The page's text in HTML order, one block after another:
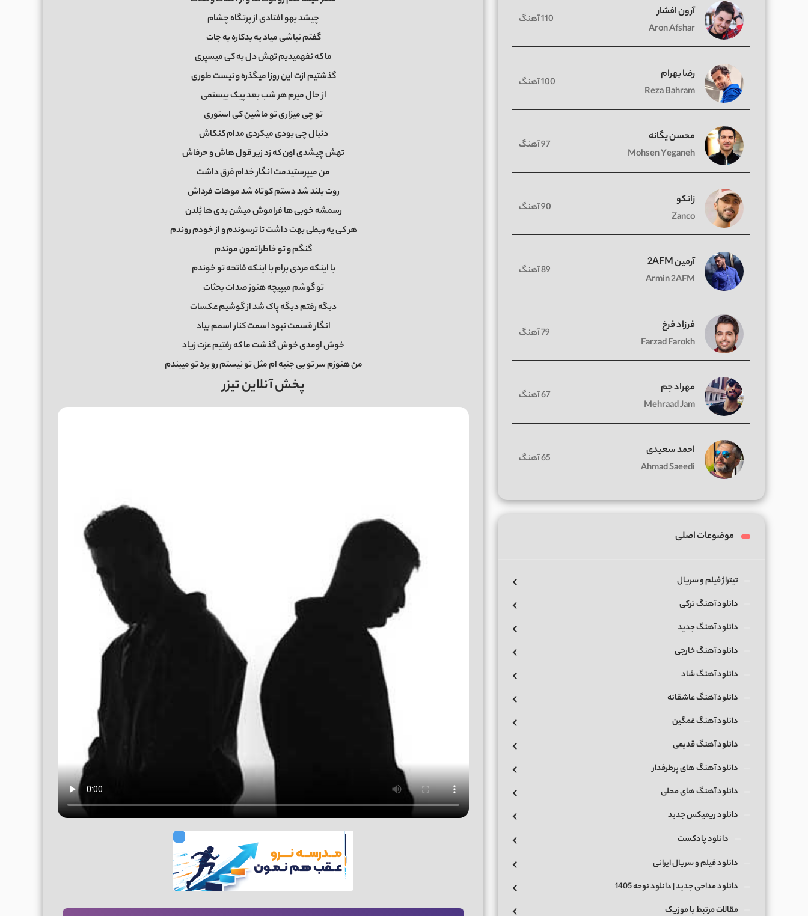
چیشد یهو افتادی از پرتگاه چشام
گفتم نباشی میاد یه بدکاره به جات
ما که نفهمیدیم تهش دل به کی میسپری
گذشتیم ازت این روزا میگذره و نیست طوری
از حال میرم هر شب بعد پیک بیستمی
تو چی میزاری تو ماشین کی استوری
دنبال چی بودی میکردی مدام کنکاش
تهش چیشدی اون که زد زیر قول هاش و حرفاش
من میپرستیدمت انگار خدام فرق داشت
روت بلند شد دستم کوتاه شد موهات فرداش
رسمشه خوبی ها فراموش میشن بدی ها بُلدن
هر کی یه ربطی بهت داشت تا ترسوندم و از خودم روندم
گنگم و تو خاطراتمون موندم
با اینکه مردی برام با اینکه فاتحه تو خوندم
تو گوشم میپیچه هنوز صدات بحثات
دیگه رفتم دیگه پاک شد از گوشیم عکسات
انگار قسمت نبود اسمت کنار اسمم بیاد
خوش اومدی خوش گذشت ما که رفتیم عزت زیاد
من هنوزم سر تو بی جنبه ام مثل تو نیستم رو برد تو میبندم
پخش آنلاین تیزر
آرون افشار
Aron Afshar
110 آهنگ
رضا بهرام
Reza Bahram
100 آهنگ
محسن یگانه
Mohsen Yeganeh
97 آهنگ
زانکو
Zanco
90 آهنگ
آرمین 2AFM
Armin 2AFM
89 آهنگ
فرزاد فرخ
Farzad Farokh
79 آهنگ
مهراد جم
Mehraad Jam
67 آهنگ
احمد سعیدی
Ahmad Saeedi
65 آهنگ
موضوعات اصلی
تیتراژ فیلم و سریال
دانلود آهنگ ترکی
دانلود آهنگ جدید
دانلود آهنگ خارجی
دانلود آهنگ شاد
دانلود آهنگ عاشقانه
دانلود آهنگ غمگین
دانلود آهنگ قدیمی
دانلود آهنگ های پرطرفدار
دانلود آهنگ های محلی
دانلود ریمیکس جدید
دانلود پادکست
دانلود فیلم و سریال ایرانی
دانلود مداحی جدید | دانلود نوحه 1405
مقالات مرتبط با موزیک